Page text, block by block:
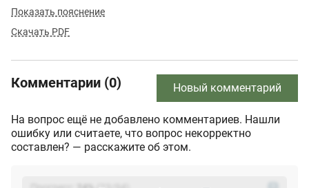
Показать пояснение
Скачать PDF
Комментарии (0) Новый комментарий
На вопрос ещё не добавлено комментариев. Нашли
ошибку или считаете, что вопрос некорректно
составлен? — расскажите об этом.